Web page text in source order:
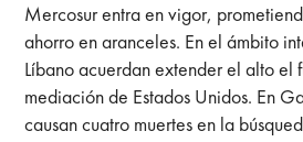
Mercosur entra en vigor,
ahorro en aranceles. En el ámbito
Líbano acuerdan extender el alto el
mediación de Estados Unidos. En
causan cuatro muertes en la